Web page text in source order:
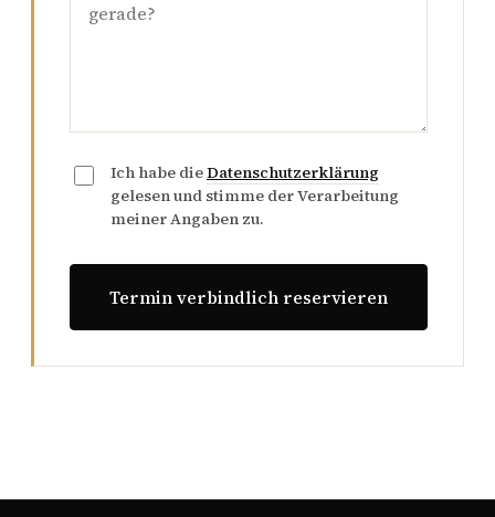
Ich habe dieDatenschutzerklärung
gelesen und stimme der Verarbeitung
meiner Angaben zu.
Termin verbindlich reservieren